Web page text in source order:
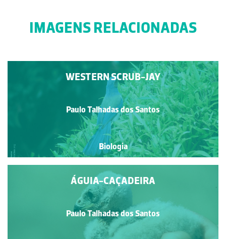
IMAGENS RELACIONADAS
WESTERN SCRUB-JAY
Paulo Talhadas dos Santos
Biologia
ÁGUIA-CAÇADEIRA
Paulo Talhadas dos Santos